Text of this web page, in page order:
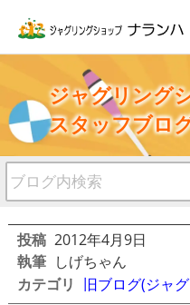
ジャグリング
スタッフブロ
投稿 2012年4月9日
執筆 しげちゃん
カテゴリ 旧ブログ(ジャ